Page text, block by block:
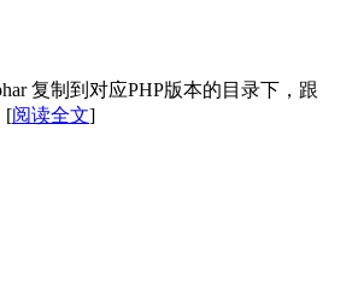
复制到对应PHP版本的目录下，跟
[阅读全文]